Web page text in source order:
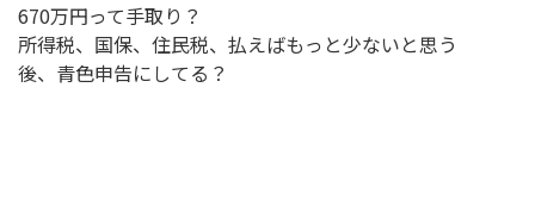
670万円って手取り？
所得税、国保、住民税、払えばもっと少ないと思う
後、青色申告にしてる？